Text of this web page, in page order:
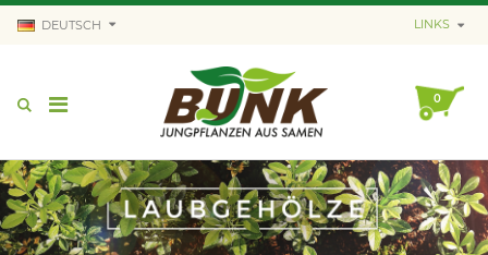
DEUTSCH LINKS
0